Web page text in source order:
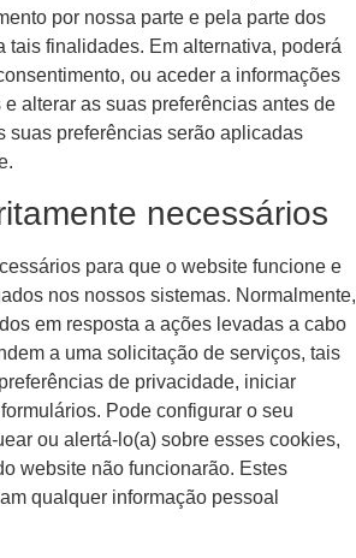
por nossa parte e pela parte dos
tais finalidades. Em alternativa, poderá
ou aceder a informações
alterar as suas preferências antes de
suas preferências serão aplicadas
necessários
para que o website funcione e
nos nossos sistemas. Normalmente,
em resposta a ações levadas a cabo
a uma solicitação de serviços, tais
de privacidade, iniciar
Pode configurar o seu
ou alertá-lo(a) sobre esses cookies,
website não funcionarão. Estes
qualquer informação pessoal